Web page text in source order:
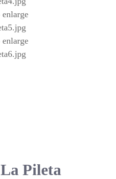
Pileta